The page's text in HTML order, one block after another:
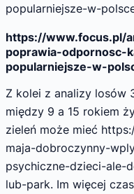
popularniejsze-w-
https://www.focus.pl/
poprawia-odpornosc-
popularniejsze-w-
Z kolei z analizy losów
między 9 a 15 rokiem
zieleń może mieć
maja-dobroczynny-
psychiczne-dzieci-
lub-park. Im więcej